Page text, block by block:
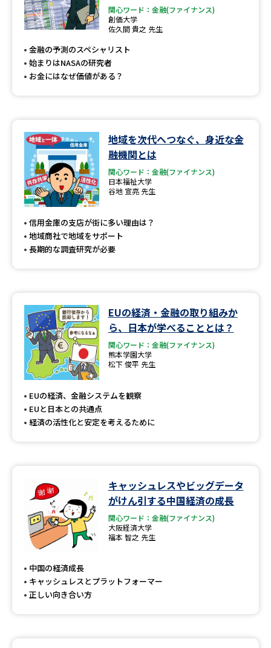
関心ワード：金融(ファイナンス)
創価大学
佐久間 貴之 先生
金融の予測のスペシャリスト
始まりはNASAの研究者
お金にはなぜ価値がある？
地域を次代へつなぐ、身近な金
融機関とは
関心ワード：金融(ファイナンス)
日本福祉大学
谷地 宣亮 先生
信用金庫の支店が街に多い理由は？
地域商社で地域をサポート
長期的な調査研究が必要
EUの経済・金融の取り組みか
ら、日本が学べることとは？
関心ワード：金融(ファイナンス)
熊本学園大学
松下 俊平 先生
EUの経済、金融システムを観察
EUと日本との共通点
経済の活性化と安定を考えるために
キャッシュレスやビッグデータ
がけん引する中国経済の成長
関心ワード：金融(ファイナンス)
大阪経済大学
福本 智之 先生
中国の経済成長
キャッシュレスとプラットフォーマー
正しい向き合い方